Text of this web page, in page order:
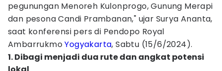
pegunungan Menoreh Kulonprogo, Gunung Merapi
dan pesona Candi Prambanan," ujar Surya Ananta,
saat konferensi pers di Pendopo Royal
AmbarrukmoYogyakarta, Sabtu (15/6/2024).
1. Dibagi menjadi dua rute dan angkat potensi